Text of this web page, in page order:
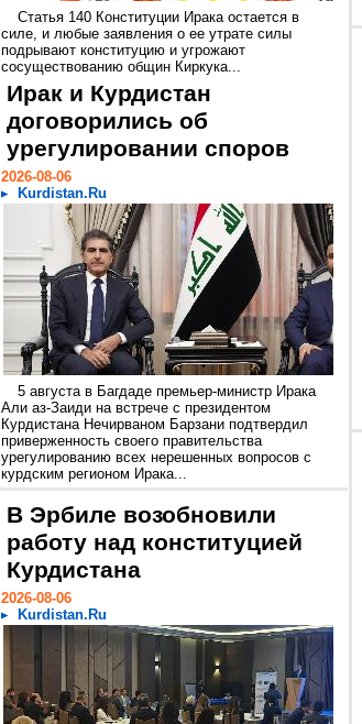
Статья 140 Конституции Ирака остается в
силе, и любые заявления о ее утрате силы
подрывают конституцию и угрожают
сосуществованию общин Киркука...
Ирак и Курдистан
договорились об
урегулировании споров
2026-08-06
Kurdistan.Ru
5 августа в Багдаде премьер-министр Ирака
Али аз-Заиди на встрече с президентом
Курдистана Нечирваном Барзани подтвердил
приверженность своего правительства
урегулированию всех нерешенных вопросов с
курдским регионом Ирака...
В Эрбиле возобновили
работу над конституцией
Курдистана
2026-08-06
Kurdistan.Ru